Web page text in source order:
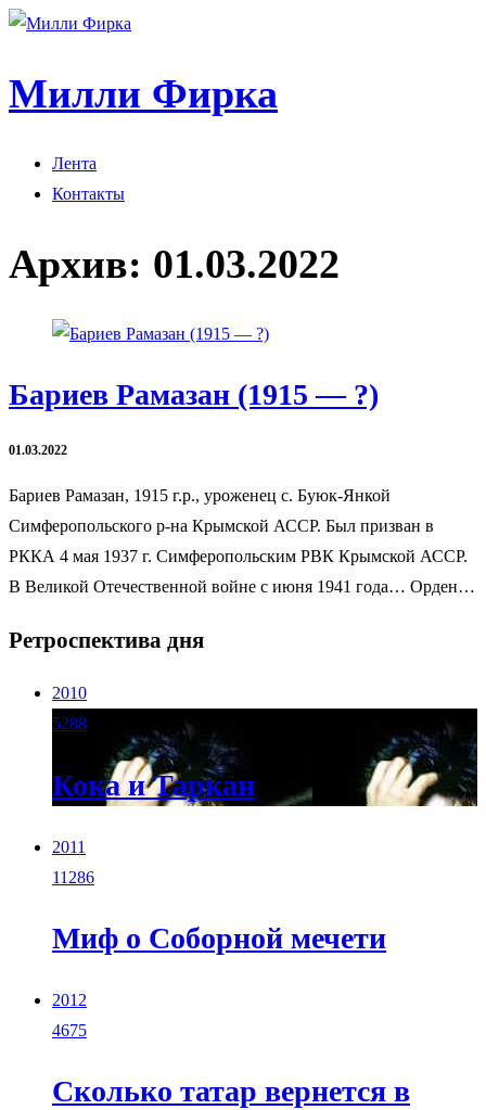
Милли Фирка
Лента
Контакты
Архив: 01.03.2022
Бариев Рамазан (1915 — ?)
01.03.2022
Бариев Рамазан, 1915 г.р., уроженец c. Буюк-Янкой
Симферопольского р-на Крымской АССР. Был призван в
РККА 4 мая 1937 г. Симферопольским РВК Крымской АССР.
В Великой Отечественной войне с июня 1941 года… Орден…
Ретроспектива дня
2010
5288
Кока и Таркан
2011
11286
Миф о Соборной мечети
2012
4675
Сколько татар вернется в